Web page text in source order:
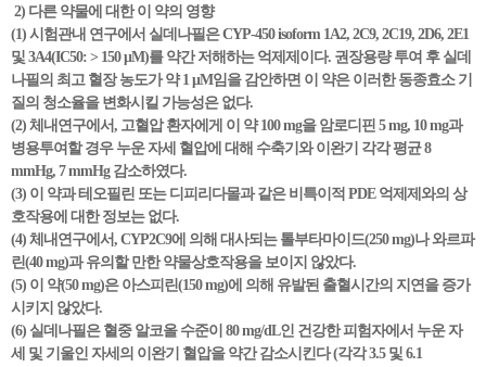
2) 다른 약물에 대한 이 약의 영향
(1) 시험관내 연구에서 실데나필은 CYP-450 isoform 1A2, 2C9, 2C19, 2D6, 2E1
및 3A4(IC50: > 150 μM)를 약간 저해하는 억제제이다. 권장용량 투여 후 실데
나필의 최고 혈장 농도가 약 1 μM임을 감안하면 이 약은 이러한 동종효소 기
질의 청소율을 변화시킬 가능성은 없다.
(2) 체내연구에서, 고혈압 환자에게 이 약 100 mg을 암로디핀 5 mg, 10 mg과
병용투여할 경우 누운 자세 혈압에 대해 수축기와 이완기 각각 평균 8
mmHg, 7 mmHg 감소하였다.
(3) 이 약과 테오필린 또는 디피리다몰과 같은 비특이적 PDE 억제제와의 상
호작용에 대한 정보는 없다.
(4) 체내연구에서, CYP2C9에 의해 대사되는 톨부타마이드(250 mg)나 와르파
린(40 mg)과 유의할 만한 약물상호작용을 보이지 않았다.
(5) 이 약(50 mg)은 아스피린(150 mg)에 의해 유발된 출혈시간의 지연을 증가
시키지 않았다.
(6) 실데나필은 혈중 알코올 수준이 80 mg/dL인 건강한 피험자에서 누운 자
세 및 기울인 자세의 이완기 혈압을 약간 감소시킨다 (각각 3.5 및 6.1